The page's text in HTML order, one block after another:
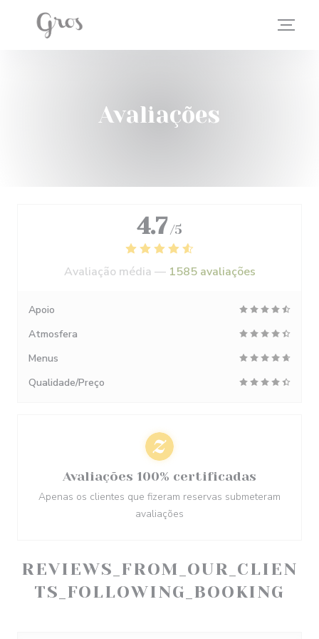
Painel de Gerenciamento de Cookies
Avaliações
REVIEWS_FROM_OUR_CLIEN
TS_FOLLOWING_BOOKING
4.7 /5
Avaliação média — 1585 avaliações
Apoio
Atmosfera
Menus
Qualidade/Preço
Avaliações 100% certificadas
Apenas os clientes que fizeram reservas submeteram
avaliações